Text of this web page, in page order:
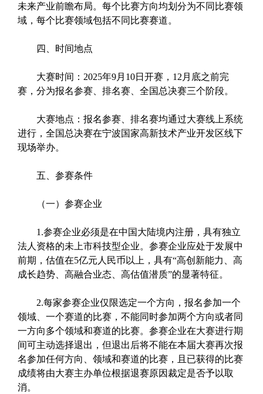
未来产业前瞻布局。每个比赛方向均划分为不同比赛领
域，每个比赛领域包括不同比赛赛道。
四、时间地点
大赛时间：2025年9月10日开赛，12月底之前完
赛，分为报名参赛、排名赛、全国总决赛三个阶段。
大赛地点：报名参赛、排名赛均通过大赛线上系统
进行，全国总决赛在宁波国家高新技术产业开发区线下
现场举办。
五、参赛条件
（一）参赛企业
1.参赛企业必须是在中国大陆境内注册，具有独立
法人资格的未上市科技型企业。参赛企业应处于发展中
前期，估值在5亿元人民币以上，具有“高创新能力、高
成长趋势、高融合业态、高估值潜质”的显著特征。
2.每家参赛企业仅限选定一个方向，报名参加一个
领域、一个赛道的比赛，不能同时参加两个方向或者同
一方向多个领域和赛道的比赛。参赛企业在大赛进行期
间可主动选择退出，但退出后将不能在本届大赛再次报
名参加任何方向、领域和赛道的比赛，且已获得的比赛
成绩将由大赛主办单位根据退赛原因裁定是否予以取
消。